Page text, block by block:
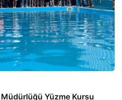
Müdürlüğü Yüzme Kursu